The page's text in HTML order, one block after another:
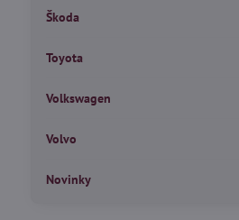
Škoda
Toyota
Volkswagen
Volvo
Novinky